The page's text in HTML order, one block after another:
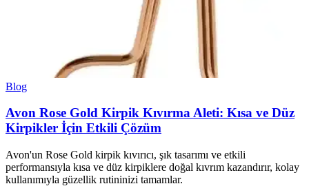
Blog
Avon Rose Gold Kirpik Kıvırma Aleti: Kısa ve Düz
Kirpikler İçin Etkili Çözüm
Avon'un Rose Gold kirpik kıvırıcı, şık tasarımı ve etkili
performansıyla kısa ve düz kirpiklere doğal kıvrım kazandırır, kolay
kullanımıyla güzellik rutininizi tamamlar.